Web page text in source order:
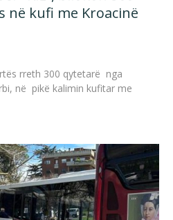
në kufi me Kroacinë
rreth 300 qytetarë nga
në pikë kalimin kufitar me